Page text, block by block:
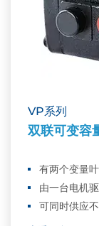
VP系列
双联可变容
有两个变量
由一台电机
可同时供应